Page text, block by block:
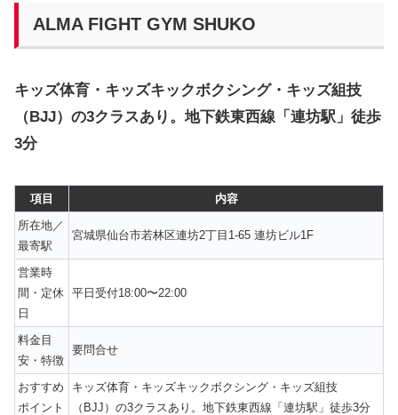
ALMA FIGHT GYM SHUKO
キッズ体育・キッズキックボクシング・キッズ組技
（BJJ）の3クラスあり。地下鉄東西線「連坊駅」徒歩
3分
項目
内容
所在地／
最寄駅
宮城県仙台市若林区連坊2丁目1-65 連坊ビル1F
営業時
間・定休
日
平日受付18:00〜22:00
料金目
安・特徴
要問合せ
おすすめ
ポイント
キッズ体育・キッズキックボクシング・キッズ組技
（BJJ）の3クラスあり。地下鉄東西線「連坊駅」徒歩3分